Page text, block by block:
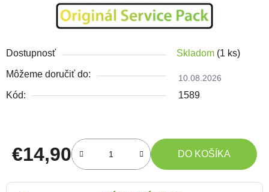
Dostupnosť Skladom (1 ks)
Môžeme doručiť do: 10.08.2026
Kód: 1589
€14,90
Jednotková cena:
DO KOŠÍKA